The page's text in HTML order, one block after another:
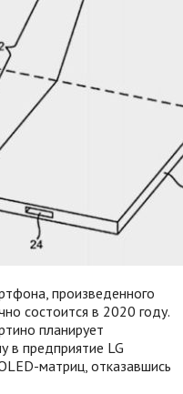
произведенного
состоится в 2020 году.
планирует
в предприятие LG
матриц, отказавшись